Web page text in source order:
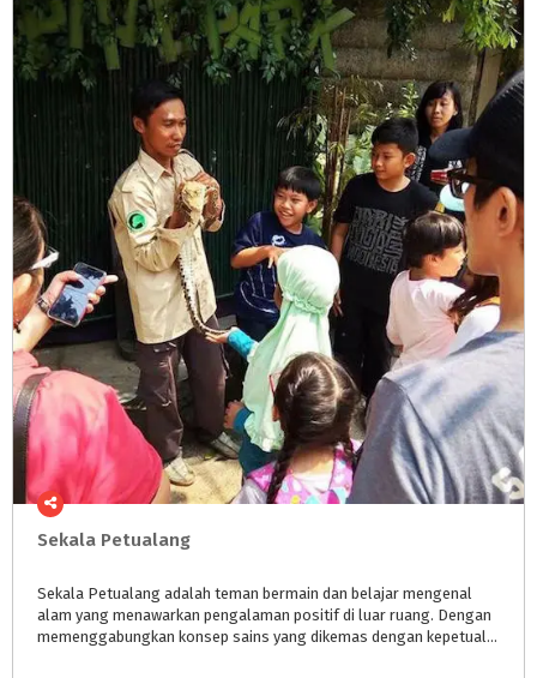
Sekala Petualang
Sekala Petualang adalah teman bermain dan belajar mengenal
alam yang menawarkan pengalaman positif di luar ruang. Dengan
memenggabungkan konsep sains yang dikemas dengan kepetualangan